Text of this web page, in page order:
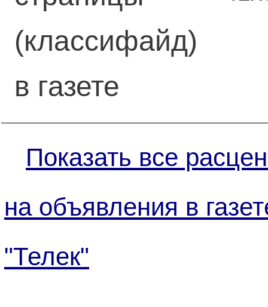
(классифайд)
в газете
Показать все
на объявления в
"Телек"